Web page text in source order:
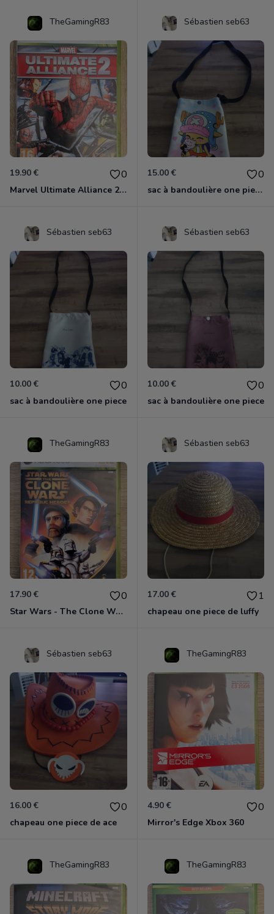
TheGamingR83
19.90 € 0
Marvel Ultimate Alliance 2 Xbox 360
Sébastien seb63
15.00 € 0
sac à bandoulière one piece chopper
Sébastien seb63
10.00 € 0
sac à bandoulière one piece
Sébastien seb63
10.00 € 0
sac à bandoulière one piece
TheGamingR83
17.90 € 0
Star Wars - The Clone Wars - Les Héros De La République Xbox 360
Sébastien seb63
17.00 € 1
chapeau one piece de luffy
Sébastien seb63
16.00 € 0
chapeau one piece de ace
TheGamingR83
4.90 € 0
Mirror's Edge Xbox 360
TheGamingR83 TheGamingR83